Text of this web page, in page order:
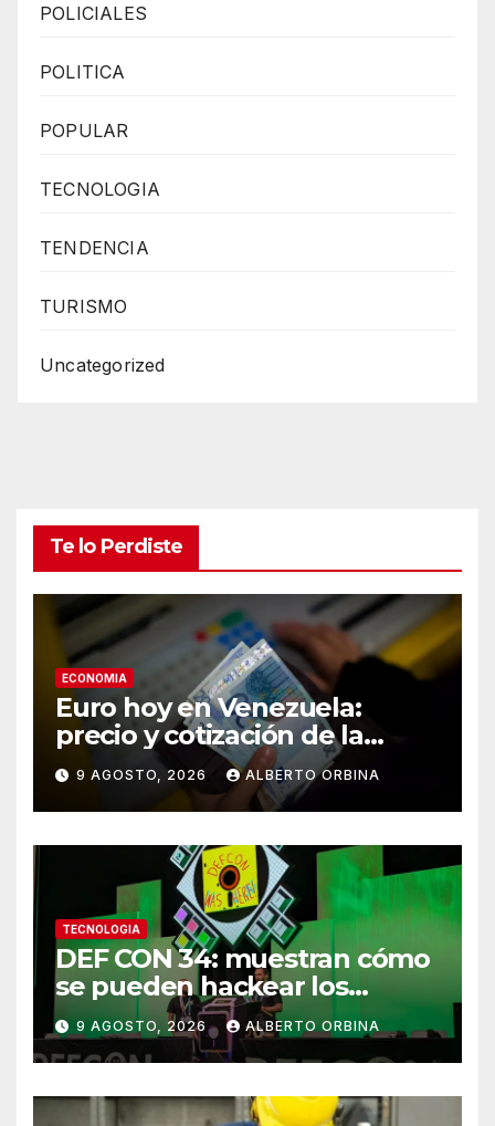
POLICIALES
POLITICA
POPULAR
TECNOLOGIA
TENDENCIA
TURISMO
Uncategorized
Te lo Perdiste
ECONOMIA
Euro hoy en Venezuela:
precio y cotización de la
divisa este domingo 9 de
agosto de 2026
9 AGOSTO, 2026 ALBERTO ORBINA
TECNOLOGIA
DEF CON 34: muestran cómo
se pueden hackear los
controles biométricos de
bancos y fintech de América
Latina
9 AGOSTO, 2026 ALBERTO ORBINA